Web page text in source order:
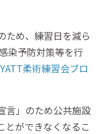
ため、練習日を減ら
染予防対策等を行
柔術練習会ブロ
言」のため公共施設
とができなくなるこ